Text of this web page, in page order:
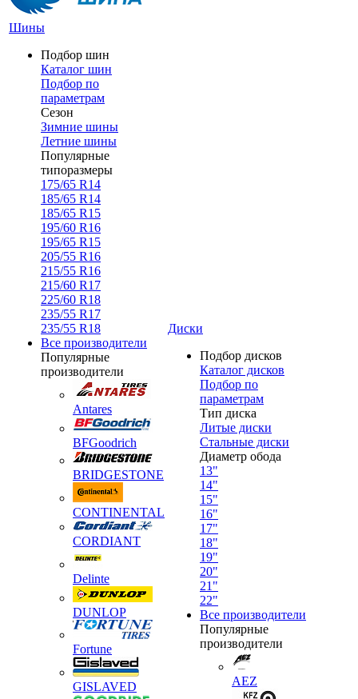
Шины
Подбор шин
Каталог шин
Подбор по
параметрам
Сезон
Зимние шины
Летние шины
Популярные
типоразмеры
175/65 R14
185/65 R14
185/65 R15
195/60 R16
195/65 R15
205/55 R16
215/55 R16
215/60 R17
225/60 R18
235/55 R17
235/55 R18
Все производители
Популярные
производители
Antares
BFGoodrich
BRIDGESTONE
CONTINENTAL
CORDIANT
Delinte
DUNLOP
Fortune
GISLAVED
Диски
Подбор дисков
Каталог дисков
Подбор по
параметрам
Тип диска
Литые диски
Стальные диски
Диаметр обода
13"
14"
15"
16"
17"
18"
19"
20"
21"
22"
Все производители
Популярные
производители
AEZ